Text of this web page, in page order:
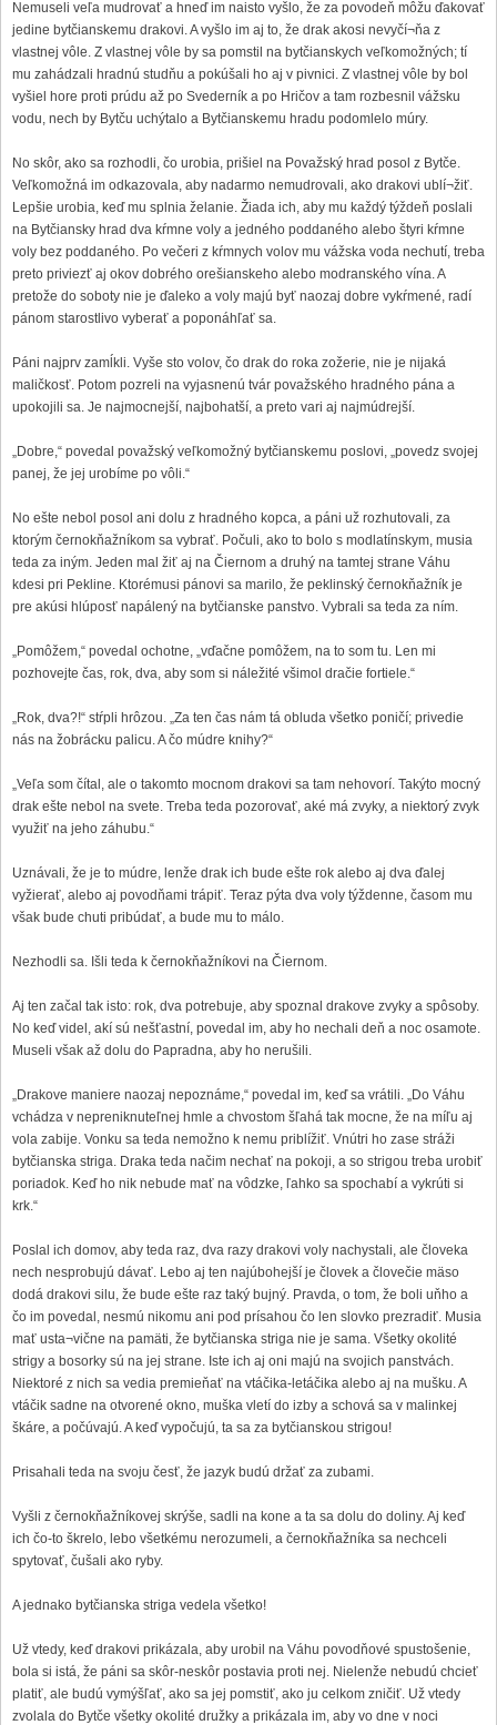
Nemuseli veľa mudrovať a hneď im naisto vyšlo, že za povodeň môžu ďakovať
jedine bytčianskemu drakovi. A vyšlo im aj to, že drak akosi nevyčí¬ňa z
vlastnej vôle. Z vlastnej vôle by sa pomstil na bytčianskych veľkomožných; tí
mu zahádzali hradnú studňu a pokúšali ho aj v pivnici. Z vlastnej vôle by bol
vyšiel hore proti prúdu až po Svederník a po Hričov a tam rozbesnil vážsku
vodu, nech by Bytču uchýtalo a Bytčianskemu hradu podomlelo múry.
No skôr, ako sa rozhodli, čo urobia, prišiel na Považský hrad posol z Bytče.
Veľkomožná im odkazovala, aby nadarmo nemudrovali, ako drakovi ublí¬žiť.
Lepšie urobia, keď mu splnia želanie. Žiada ich, aby mu každý týždeň poslali
na Bytčiansky hrad dva kŕmne voly a jedného poddaného alebo štyri kŕmne
voly bez poddaného. Po večeri z kŕmnych volov mu vážska voda nechutí, treba
preto priviezť aj okov dobrého orešianskeho alebo modranského vína. A
pretože do soboty nie je ďaleko a voly majú byť naozaj dobre vykŕmené, radí
pánom starostlivo vyberať a poponáhľať sa.
Páni najprv zamĺkli. Vyše sto volov, čo drak do roka zožerie, nie je nijaká
maličkosť. Potom pozreli na vyjasnenú tvár považského hradného pána a
upokojili sa. Je najmocnejší, najbohatší, a preto vari aj najmúdrejší.
„Dobre,“ povedal považský veľkomožný bytčianskemu poslovi, „povedz svojej
panej, že jej urobíme po vôli.“
No ešte nebol posol ani dolu z hradného kopca, a páni už rozhutovali, za
ktorým černokňažníkom sa vybrať. Počuli, ako to bolo s modlatínskym, musia
teda za iným. Jeden mal žiť aj na Čiernom a druhý na tamtej strane Váhu
kdesi pri Pekline. Ktorémusi pánovi sa marilo, že peklinský černokňažník je
pre akúsi hlúposť napálený na bytčianske panstvo. Vybrali sa teda za ním.
„Pomôžem,“ povedal ochotne, „vďačne pomôžem, na to som tu. Len mi
pozhovejte čas, rok, dva, aby som si náležité všimol dračie fortiele.“
„Rok, dva?!“ stŕpli hrôzou. „Za ten čas nám tá obluda všetko poničí; privedie
nás na žobrácku palicu. A čo múdre knihy?“
„Veľa som čítal, ale o takomto mocnom drakovi sa tam nehovorí. Takýto mocný
drak ešte nebol na svete. Treba teda pozorovať, aké má zvyky, a niektorý zvyk
využiť na jeho záhubu.“
Uznávali, že je to múdre, lenže drak ich bude ešte rok alebo aj dva ďalej
vyžierať, alebo aj povodňami trápiť. Teraz pýta dva voly týždenne, časom mu
však bude chuti pribúdať, a bude mu to málo.
Nezhodli sa. Išli teda k černokňažníkovi na Čiernom.
Aj ten začal tak isto: rok, dva potrebuje, aby spoznal drakove zvyky a spôsoby.
No keď videl, akí sú nešťastní, povedal im, aby ho nechali deň a noc osamote.
Museli však až dolu do Papradna, aby ho nerušili.
„Drakove maniere naozaj nepoznáme,“ povedal im, keď sa vrátili. „Do Váhu
vchádza v nepreniknuteľnej hmle a chvostom šľahá tak mocne, že na míľu aj
vola zabije. Vonku sa teda nemožno k nemu priblížiť. Vnútri ho zase stráži
bytčianska striga. Draka teda načim nechať na pokoji, a so strigou treba urobiť
poriadok. Keď ho nik nebude mať na vôdzke, ľahko sa spochabí a vykrúti si
krk.“
Poslal ich domov, aby teda raz, dva razy drakovi voly nachystali, ale človeka
nech nesprobujú dávať. Lebo aj ten najúbohejší je človek a človečie mäso
dodá drakovi silu, že bude ešte raz taký bujný. Pravda, o tom, že boli uňho a
čo im povedal, nesmú nikomu ani pod prísahou čo len slovko prezradiť. Musia
mať usta¬vične na pamäti, že bytčianska striga nie je sama. Všetky okolité
strigy a bosorky sú na jej strane. Iste ich aj oni majú na svojich panstvách.
Niektoré z nich sa vedia premieňať na vtáčika-letáčika alebo aj na mušku. A
vtáčik sadne na otvorené okno, muška vletí do izby a schová sa v malinkej
škáre, a počúvajú. A keď vypočujú, ta sa za bytčianskou strigou!
Prisahali teda na svoju česť, že jazyk budú držať za zubami.
Vyšli z černokňažníkovej skrýše, sadli na kone a ta sa dolu do doliny. Aj keď
ich čo-to škrelo, lebo všetkému nerozumeli, a černokňažníka sa nechceli
spytovať, čušali ako ryby.
A jednako bytčianska striga vedela všetko!
Už vtedy, keď drakovi prikázala, aby urobil na Váhu povodňové spustošenie,
bola si istá, že páni sa skôr-neskôr postavia proti nej. Nielenže nebudú chcieť
platiť, ale budú vymýšľať, ako sa jej pomstiť, ako ju celkom zničiť. Už vtedy
zvolala do Bytče všetky okolité družky a prikázala im, aby vo dne v noci